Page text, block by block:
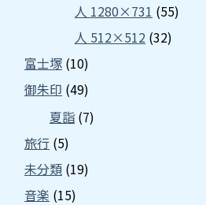
人 1280×731 (55)
人 512×512 (32)
富士塚 (10)
御朱印 (49)
夏詣 (7)
旅行 (5)
未分類 (19)
音楽 (15)